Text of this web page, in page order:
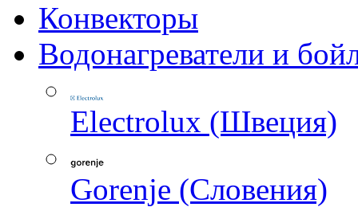
Конвекторы
Водонагреватели и
Electrolux (Швеция)
Gorenje (Словения)